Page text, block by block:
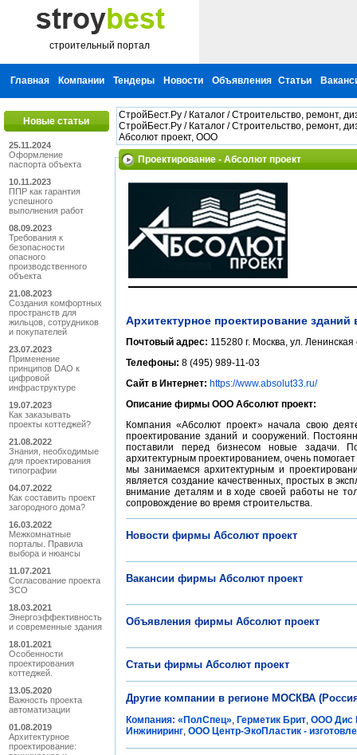
строительный портал
Главная Компании Тендеры Новости Объявления Статьи
Новые статьи
25.11.2024
Оформление
паспорта объекта
10.11.2023
ППР как гарантия
успешного
выполнения работ
08.09.2023
Требования к
безопасности
опасного
производственного
объекта
21.08.2023
Создания комфортных
пространств для
жильцов, сотрудников
и покупателей
23.07.2023
Применение
принципов DAO к
цифровой
инфраструктуре
19.07.2023
Как заказывать
проекты коттеджей?
21.08.2022
Знания, необходимые
для проектирования
типографии
04.07.2022
Как составить проект
загородного дома?
16.03.2022
Межкомнатные
порталы. Правила
выбора и нюансы
11.07.2021
Согласование проекта
ЗСО
18.03.2021
Энергоэффективность
и cовременные здания
18.01.2021
Особенности
проектирования
коттеджей.
13.05.2020
Важность проекта
автоматизации
01.08.2019
Архитектурное
проектирование:
СтройБест.Ру / Каталог /Строительство, ремонт,
СтройБест.Ру / Каталог /Строительство, ремонт,
Абсолют проект, ООО
Проектирование - Абсолют проект
Архитектурное проектирование
Почтовый адрес: 115280 г. Москва, ул.
Телефоны: 8 (495) 989-11-03
Сайт в Интернет: https://www.absolut33.ru/
Описание фирмы ООО Абсолют проект:
Компания «Абсолют проект» начала свою
проектирование зданий и сооружений.
поставили перед бизнесом новые задачи.
архитектурным проектированием, очень
мы занимаемся архитектурным и
является создание качественных, простых в
внимание деталям и в ходе своей работы не
сопровождение во время строительства.
Новости фирмы Абсолют проект
Вакансии фирмы Абсолют проект
Объявления фирмы Абсолют проект
Статьи фирмы Абсолют проект
Другие компании в регионе МОСКВА
Компания: «ПолСпец», Герметик Брит, ООО Дис
Инжиниринг, ООО Центр-ЭкоПластик -